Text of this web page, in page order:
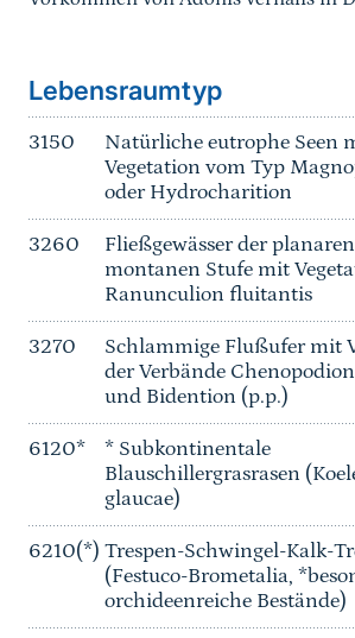
Lebensraumtyp
3150
Natürliche eutrophe Seen
Vegetation vom Typ
oder Hydrocharition
3260
Fließgewässer der
montanen Stufe mit
Ranunculion fluitantis
3270
Schlammige Flußufer mit
der Verbände
und Bidention (p.p.)
6120*
* Subkontinentale
Blauschillergrasrasen
glaucae)
6210(*) Trespen-Schwingel-Kalk-
(Festuco-Brometalia,
orchideenreiche Bestände)